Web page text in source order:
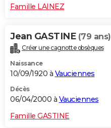
Famille LAINEZ
Jean GASTINE (79 ans)
Créer une cagnotte obsèques
Naissance
10/09/1920 à Vauciennes
Décès
06/04/2000 à Vauciennes
Famille GASTINE